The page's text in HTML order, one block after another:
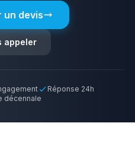
un devis
appeler
Réponse 24h
décennale